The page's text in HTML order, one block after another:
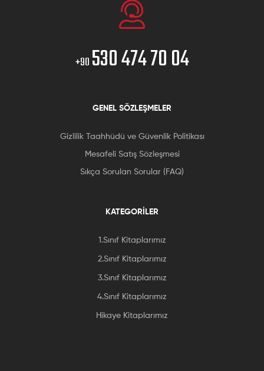
+90 530 474 70 04
GENEL SÖZLEŞMELER
Gizlilik Taahhüdü ve Güvenlik Politikası
Mesafeli Satış Sözleşmesi
Sıkça Sorulan Sorular (FAQ)
KATEGORİLER
1.Sınıf Kitaplarımız
2.Sınıf Kitaplarımız
3.Sınıf Kitaplarımız
4.Sınıf Kitaplarımız
Hikaye Kitaplarımız